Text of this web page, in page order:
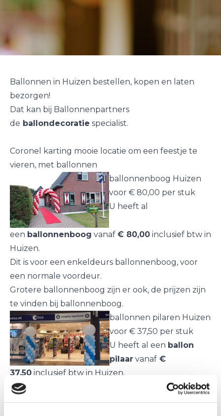
Ballonnen in Huizen bestellen, kopen en laten
bezorgen!
Dat kan bij Ballonnenpartners
de ballondecoratie specialist.
Coronel karting mooie locatie om een feestje te
vieren, met ballonnen
ballonnenboog Huizen
voor € 80,00 per stuk
U heeft al
een ballonnenboog vanaf € 80,00 inclusief btw in
Huizen.
Dit is voor een enkeldeurs ballonnenboog, voor
een normale voordeur.
Grotere ballonnenboog zijn er ook, de prijzen zijn
te vinden bij ballonnenboog.
ballonnen pilaren Huizen
voor € 37,50 per stuk
U heeft al een ballon
pilaar vanaf €
37,50 inclusief btw in Huizen.
Dit is voor een ballon pilaar van c.a. 2,25 meter
hoog zonder top ballon.